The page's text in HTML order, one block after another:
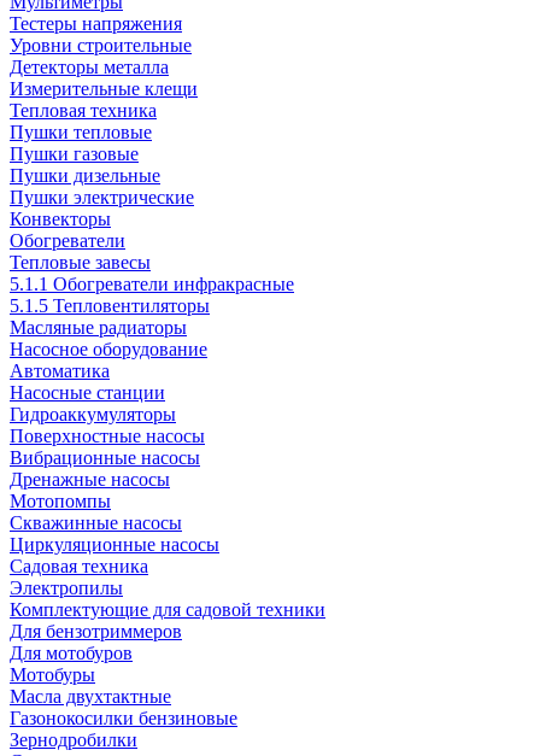
Тестеры напряжения
Уровни строительные
Детекторы металла
Измерительные клещи
Тепловая техника
Пушки тепловые
Пушки газовые
Пушки дизельные
Пушки электрические
Конвекторы
Обогреватели
Тепловые завесы
5.1.1 Обогреватели инфракрасные
5.1.5 Тепловентиляторы
Масляные радиаторы
Насосное оборудование
Автоматика
Насосные станции
Гидроаккумуляторы
Поверхностные насосы
Вибрационные насосы
Дренажные насосы
Мотопомпы
Скважинные насосы
Циркуляционные насосы
Садовая техника
Электропилы
Комплектующие для садовой техники
Для бензотриммеров
Для мотобуров
Мотобуры
Масла двухтактные
Газонокосилки бензиновые
Зернодробилки